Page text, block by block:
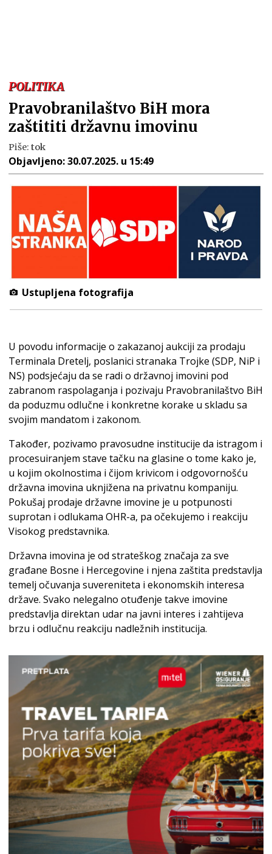
POLITIKA
Pravobranilaštvo BiH mora
zaštititi državnu imovinu
Piše: tok
Objavljeno:30.07.2025. u 15:49
Ustupljena fotografija
U povodu informacije o zakazanoj aukciji za prodaju
Terminala Dretelj, poslanici stranaka Trojke (SDP, NiP i
NS) podsjećaju da se radi o državnoj imovini pod
zabranom raspolaganja i pozivaju Pravobranilaštvo BiH
da poduzmu odlučne i konkretne korake u skladu sa
svojim mandatom i zakonom.
Također, pozivamo pravosudne institucije da istragom i
procesuiranjem stave tačku na glasine o tome kako je,
u kojim okolnostima i čijom krivicom i odgovornošću
državna imovina uknjižena na privatnu kompaniju.
Pokušaj prodaje državne imovine je u potpunosti
suprotan i odlukama OHR-a, pa očekujemo i reakciju
Visokog predstavnika.
Državna imovina je od strateškog značaja za sve
građane Bosne i Hercegovine i njena zaštita predstavlja
temelj očuvanja suvereniteta i ekonomskih interesa
države. Svako nelegalno otuđenje takve imovine
predstavlja direktan udar na javni interes i zahtijeva
brzu i odlučnu reakciju nadležnih institucija.